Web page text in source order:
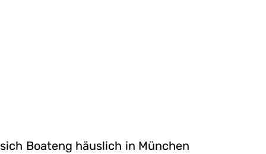
sich Boateng häuslich in München